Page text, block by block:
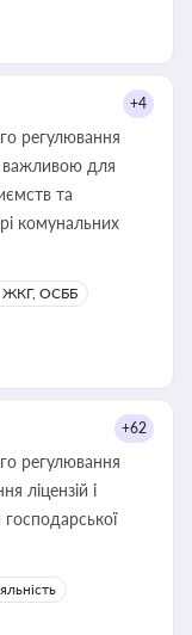
+4
регулювання
важливою для
та
комунальних
ЖКГ, ОСББ
+62
регулювання
ліцензій і